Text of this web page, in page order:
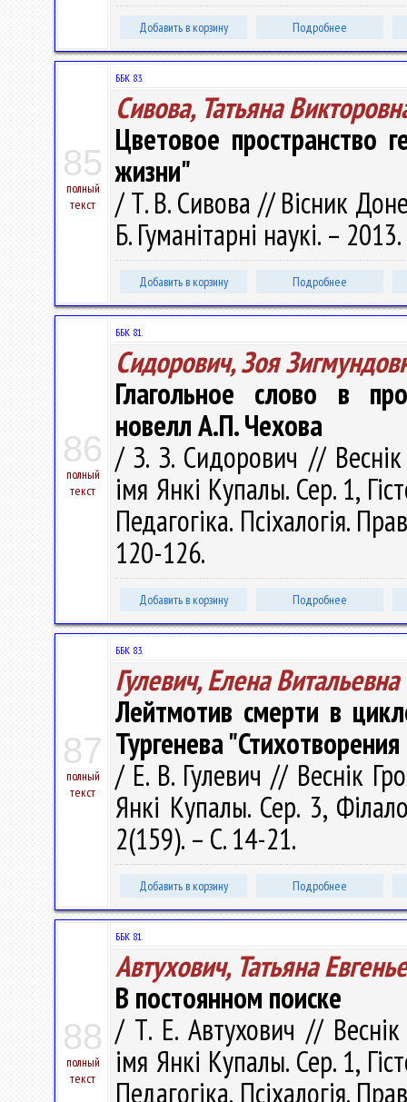
Добавить в корзину Подробнее
85
полный
текст
ББК 83.
Сивова, Татьяна
Цветовое пространство
жизни"
/ Т. В. Сивова // Вісник
Б. Гуманітарні наукі. –
Добавить в корзину Подробнее
86
полный
текст
ББК 81.
Сидорович, Зоя
Глагольное слово в
новелл А.П. Чехова
/ З. З. Сидорович // Веснік
імя Янкі Купалы. Сер. 1,
Педагогіка. Псіхалогія.
120-126.
Добавить в корзину Подробнее
87
полный
текст
ББК 83.
Гулевич, Елена Витальевна
Лейтмотив смерти в
Тургенева
/ Е. В. Гулевич // Веснік
Янкі Купалы. Сер. 3,
2(159). – С. 14-21.
Добавить в корзину Подробнее
88
полный
текст
ББК 81.
Автухович, Татьяна
В постоянном поиске
/ Т. Е. Автухович // Веснік
імя Янкі Купалы. Сер. 1,
Педагогіка. Псіхалогія.